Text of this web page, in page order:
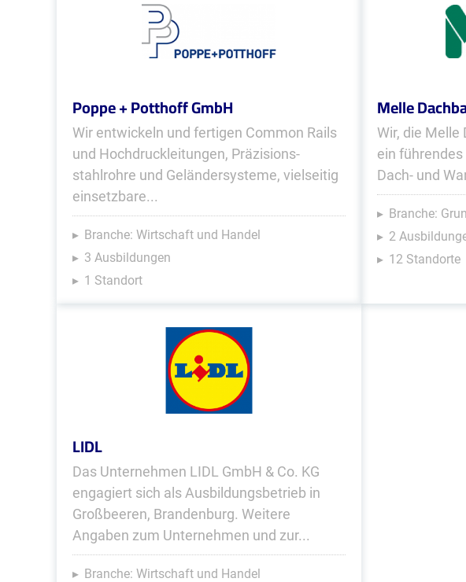
Poppe + Potthoff GmbH
Wir entwickeln und fertigen Common Rails
und Hochdruckleitungen, Präzisions­
stahlrohre und Geländer­systeme, viel­seitig
einsetzbare...
Branche: Wirtschaft und Handel
3 Ausbildungen
1 Standort
Melle
Wir, die Melle
ein
Dach- und
Branche:
2
12 Standorte
LIDL
Das Unternehmen LIDL GmbH & Co. KG
engagiert sich als Ausbildungsbetrieb in
Großbeeren, Brandenburg. Weitere
Angaben zum Unternehmen und zur...
Branche: Wirtschaft und Handel